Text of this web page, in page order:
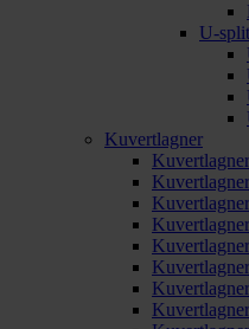
U-split
Kuvertlagner